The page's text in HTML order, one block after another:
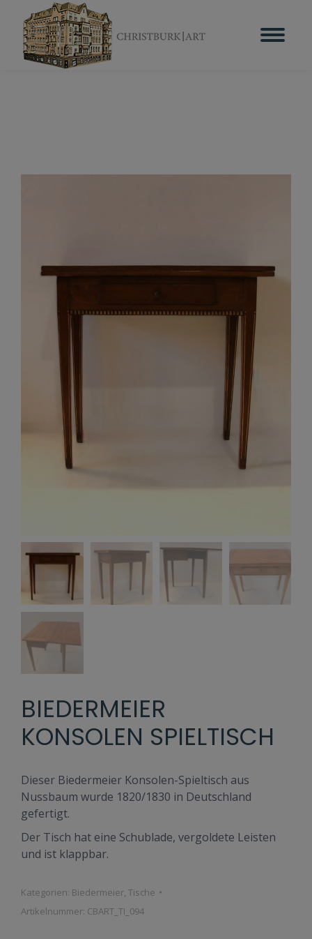
BIEDERMEIER
KONSOLEN SPIELTISCH
Dieser Biedermeier Konsolen-Spieltisch aus
Nussbaum wurde 1820/1830 in Deutschland
gefertigt.
Der Tisch hat eine Schublade, vergoldete Leisten
und ist klappbar.
Kategorien: Biedermeier, Tische
Artikelnummer: CBART_TI_094